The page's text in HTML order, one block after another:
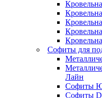
Cофиты для
Лайн
Софиты
Софиты